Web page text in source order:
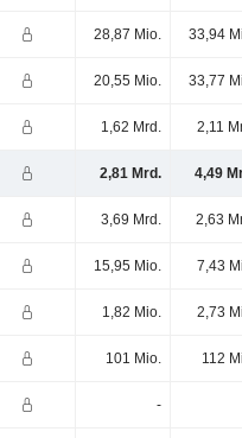
28,87 Mio. 33,94
20,55 Mio. 33,77
1,62 Mrd. 2,11
2,81 Mrd. 4,49
3,69 Mrd. 2,63
15,95 Mio. 7,43
1,82 Mio. 2,73
101 Mio. 112
-